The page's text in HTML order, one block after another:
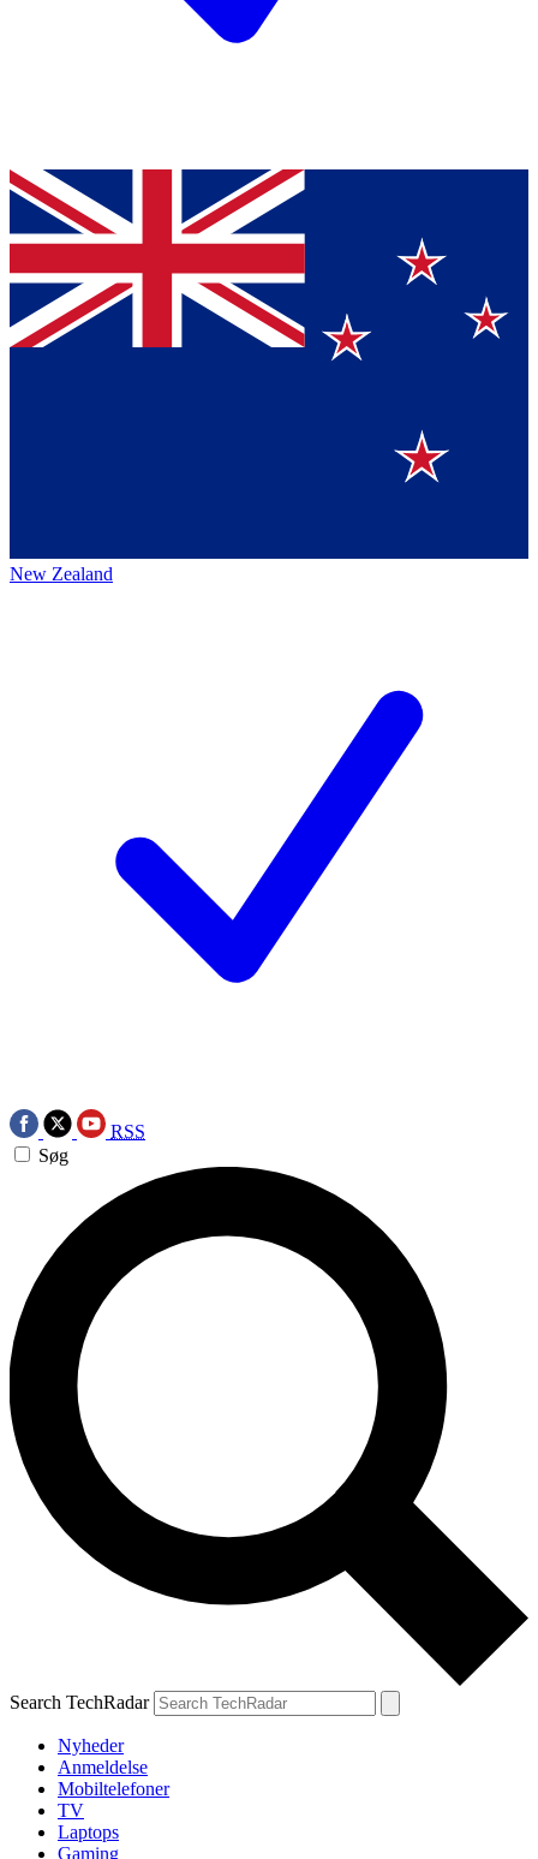
New Zealand
RSS
Søg
Search TechRadar
Nyheder
Anmeldelse
Mobiltelefoner
TV
Laptops
Gaming